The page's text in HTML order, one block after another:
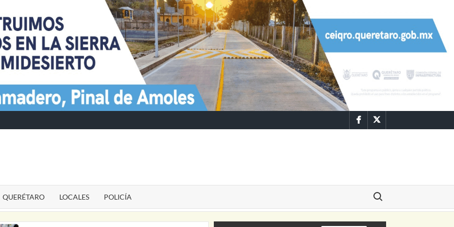
FacebookTwitter
QUERÉTARO LOCALES POLICÍA
Buscar: